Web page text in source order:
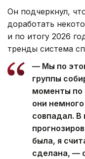
Он подчеркнул,
доработать
и по итогу 2026
тренды система
— Мы по
группы
моменты по
они
совпадал.
была, я
сделана, —